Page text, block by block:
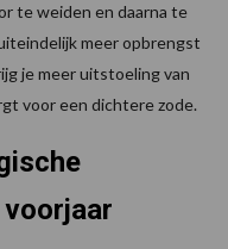
te weiden en daarna te
meer opbrengst
je meer uitstoeling van
voor een dichtere zode.